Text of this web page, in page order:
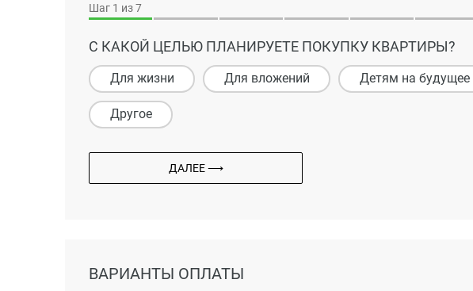
Шаг 1 из 7
С КАКОЙ ЦЕЛЬЮ ПЛАНИРУЕТЕ ПОКУПКУ КВАРТИРЫ?
Для жизни Для вложений Детям на будущее
Другое
ДАЛЕЕ ⟶
ВАРИАНТЫ ОПЛАТЫ